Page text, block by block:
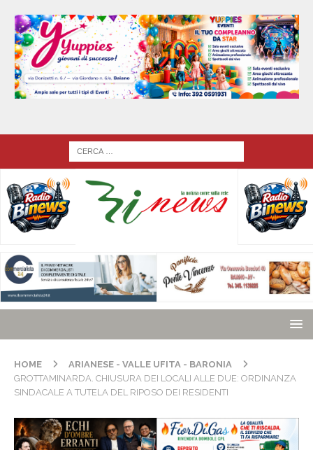
HOME
ARIANESE - VALLE UFITA - BARONIA
GROTTAMINARDA. CHIUSURA DEI LOCALI ALLE DUE: ORDINANZA
SINDACALE A TUTELA DEL RIPOSO DEI RESIDENTI